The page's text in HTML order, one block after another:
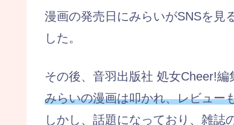
漫画の発売日にみらいがSNSを見
した。
その後、音羽出版社 処女Cheer!編
みらいの漫画は叩かれ、レビュー
しかし、話題になっており、雑誌